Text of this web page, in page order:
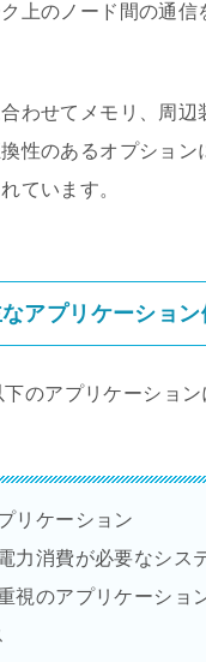
上のノード間の通信
わせてメモリ、周辺
性のあるオプション
ています。
アプリケーション
のアプリケーション
リケーション
力消費が必要なシス
視のアプリケーショ